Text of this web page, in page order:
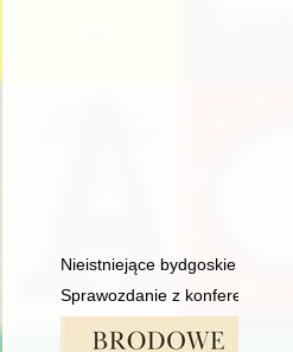
Nieistniejące bydgoskie
Sprawozdanie z konferencji